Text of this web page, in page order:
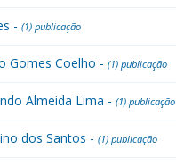
- (1) publicação
Gomes Coelho - (1) publicação
Almeida Lima - (1) publicação
dos Santos - (1) publicação